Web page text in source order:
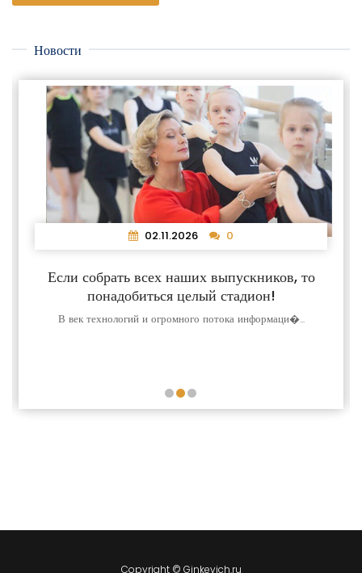
Новости
02.11.2026 0
Если собрать всех наших выпускников, то
понадобиться целый стадион!
В век технологий и огромного потока информаци�...
Copyright © Ginkevich.ru